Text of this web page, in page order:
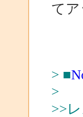
て
> ■
>
>>